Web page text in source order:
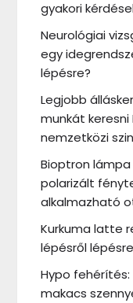
gyakori
Neurológiai
egy
lépésre?
Legjobb
munkát
nemzetközi
Bioptron
polarizált
alkalmazható
Kurkuma latte
lépésről lépésre
Hypo
makacs